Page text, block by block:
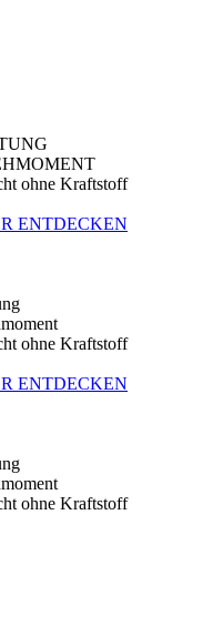
ohne Kraftstoff
ENTDECKEN
ohne Kraftstoff
ENTDECKEN
ohne Kraftstoff